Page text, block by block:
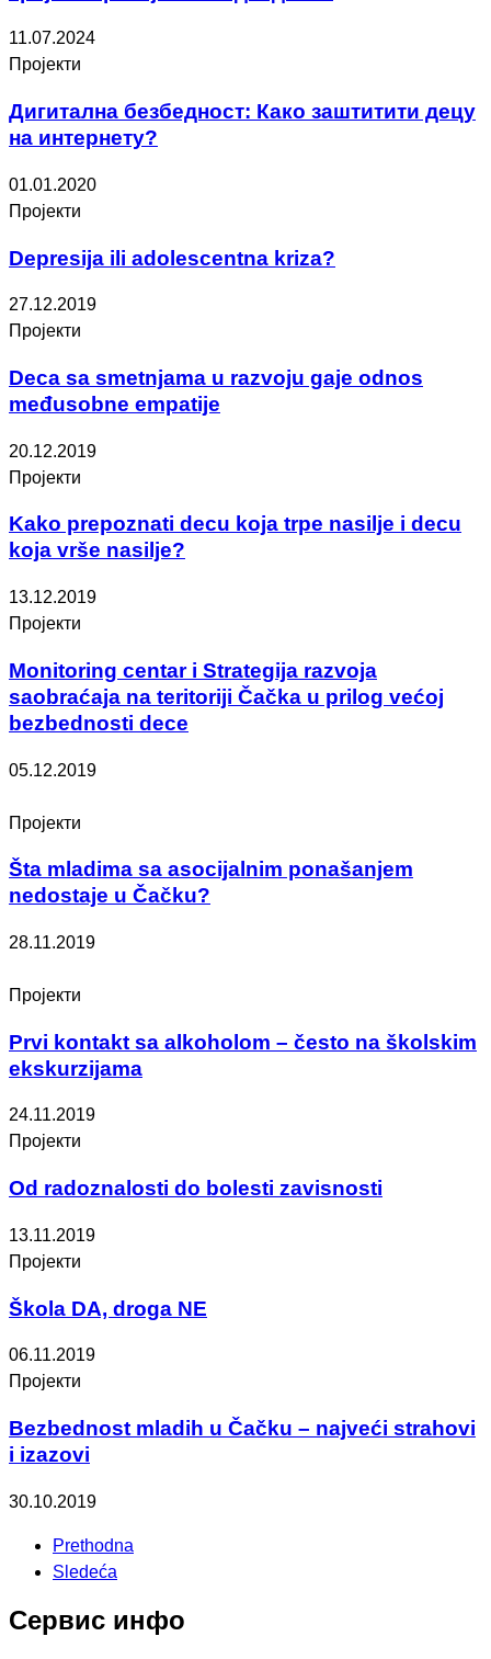
11.07.2024
Пројекти
Дигитална безбедност: Како заштитити децу
на интернету?
01.01.2020
Пројекти
Depresija ili adolescentna kriza?
27.12.2019
Пројекти
Deca sa smetnjama u razvoju gaje odnos
međusobne empatije
20.12.2019
Пројекти
Kako prepoznati decu koja trpe nasilje i decu
koja vrše nasilje?
13.12.2019
Пројекти
Monitoring centar i Strategija razvoja
saobraćaja na teritoriji Čačka u prilog većoj
bezbednosti dece
05.12.2019
Пројекти
Šta mladima sa asocijalnim ponašanjem
nedostaje u Čačku?
28.11.2019
Пројекти
Prvi kontakt sa alkoholom – često na školskim
ekskurzijama
24.11.2019
Пројекти
Od radoznalosti do bolesti zavisnosti
13.11.2019
Пројекти
Škola DA, droga NE
06.11.2019
Пројекти
Bezbednost mladih u Čačku – najveći strahovi
i izazovi
30.10.2019
Prethodna
Sledeća
Сервис инфо